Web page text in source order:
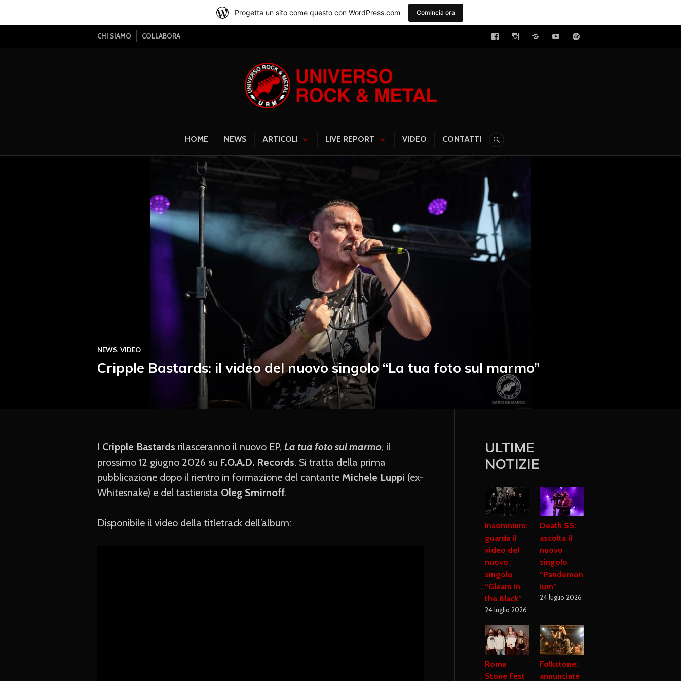
CHI SIAMO COLLABORA
Universo Rock & Metal
HOME NEWS ARTICOLI LIVE REPORT VIDEO CONTATTI
NEWS, VIDEO
Cripple Bastards: il video del nuovo singolo “La tua foto sul marmo”
I Cripple Bastards rilasceranno il nuovo EP, La tua foto sul marmo, il
prossimo 12 giugno 2026 su F.O.A.D. Records. Si tratta della prima
pubblicazione dopo il rientro in formazione del cantante Michele Luppi (ex-
Whitesnake) e del tastierista Oleg Smirnoff.
Disponibile il video della titletrack dell’album:
ULTIME
NOTIZIE
Insomnium:
guarda il
video del
nuovo
singolo
“Gleam in
the Black”
24 luglio 2026
Death SS:
ascolta il
nuovo
singolo
“Pandemon
ium”
24 luglio 2026
Roma
Stone Fest
Folkstone:
annunciate
Progetta un sito come questo con WordPress.com Comincia ora